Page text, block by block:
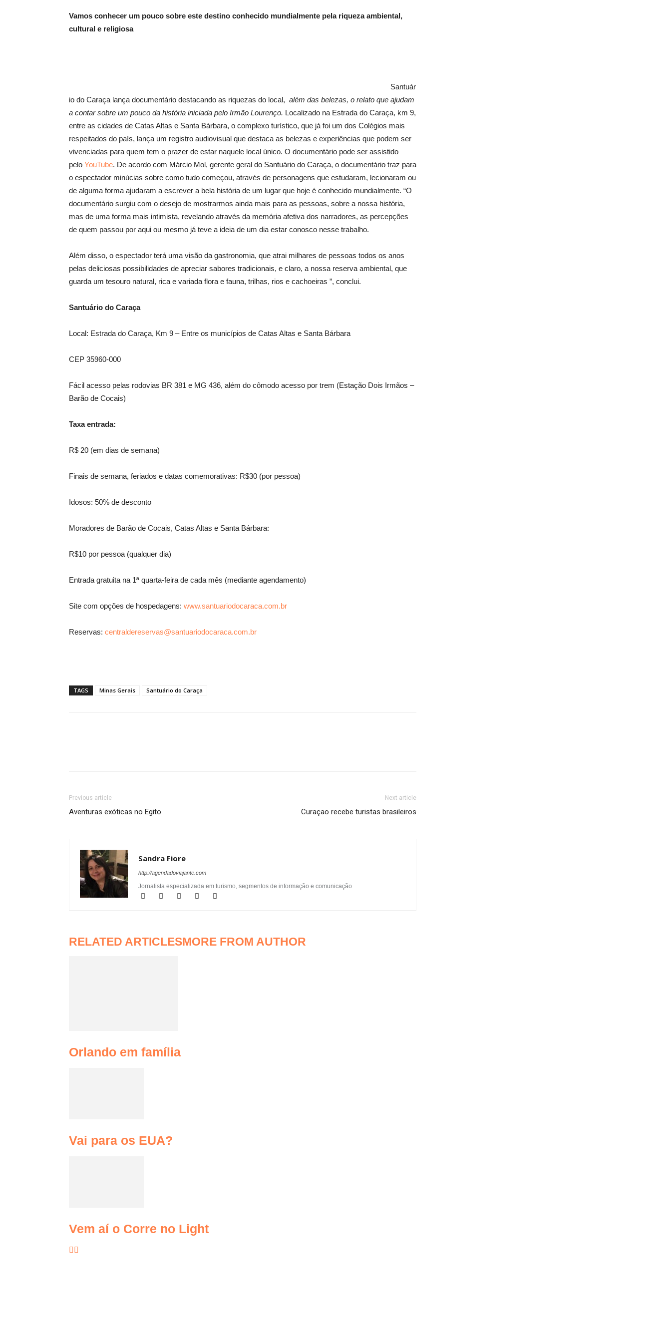
Vamos conhecer um pouco sobre este destino conhecido mundialmente pela riqueza ambiental,
cultural e religiosa
Santuár
io do Caraça lança documentário destacando as riquezas do local, além das belezas, o relato que ajudam
a contar sobre um pouco da história iniciada pelo Irmão Lourenço. Localizado na Estrada do Caraça, km 9,
entre as cidades de Catas Altas e Santa Bárbara, o complexo turístico, que já foi um dos Colégios mais
respeitados do país, lança um registro audiovisual que destaca as belezas e experiências que podem ser
vivenciadas para quem tem o prazer de estar naquele local único. O documentário pode ser assistido
pelo YouTube. De acordo com Márcio Mol, gerente geral do Santuário do Caraça, o documentário traz para
o espectador minúcias sobre como tudo começou, através de personagens que estudaram, lecionaram ou
de alguma forma ajudaram a escrever a bela história de um lugar que hoje é conhecido mundialmente. “O
documentário surgiu com o desejo de mostrarmos ainda mais para as pessoas, sobre a nossa história,
mas de uma forma mais intimista, revelando através da memória afetiva dos narradores, as percepções
de quem passou por aqui ou mesmo já teve a ideia de um dia estar conosco nesse trabalho.
Além disso, o espectador terá uma visão da gastronomia, que atrai milhares de pessoas todos os anos
pelas deliciosas possibilidades de apreciar sabores tradicionais, e claro, a nossa reserva ambiental, que
guarda um tesouro natural, rica e variada flora e fauna, trilhas, rios e cachoeiras ”, conclui.
Santuário do Caraça
Local: Estrada do Caraça, Km 9 – Entre os municípios de Catas Altas e Santa Bárbara
CEP 35960-000
Fácil acesso pelas rodovias BR 381 e MG 436, além do cômodo acesso por trem (Estação Dois Irmãos –
Barão de Cocais)
Taxa entrada:
R$ 20 (em dias de semana)
Finais de semana, feriados e datas comemorativas: R$30 (por pessoa)
Idosos: 50% de desconto
Moradores de Barão de Cocais, Catas Altas e Santa Bárbara:
R$10 por pessoa (qualquer dia)
Entrada gratuita na 1ª quarta-feira de cada mês (mediante agendamento)
Site com opções de hospedagens: www.santuariodocaraca.com.br
Reservas: centraldereservas@santuariodocaraca.com.br
TAGS Minas Gerais Santuário do Caraça
Previous article
Aventuras exóticas no Egito
Next article
Curaçao recebe turistas brasileiros
Sandra Fiore
http://agendadoviajante.com
Jornalista especializada em turismo, segmentos de informação e comunicação
RELATED ARTICLESMORE FROM AUTHOR
Orlando em família
Vai para os EUA?
Vem aí o Corre no Light